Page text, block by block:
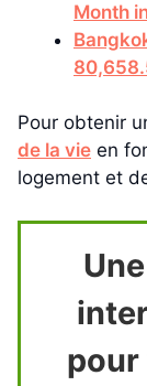
Month
Pour obtenir
de la vie en
logement et
pour